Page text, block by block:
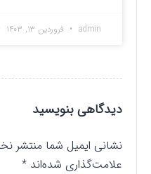
admin فروردین ۱۳, ۱۴۰۳
دیدگاهی بنویسید
نشانی ایمیل شما منتشر
علامت‌گذاری شده‌اند*